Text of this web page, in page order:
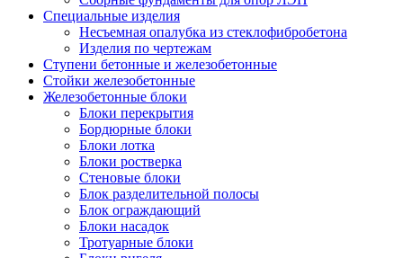
Специальные изделия
Несъемная опалубка из стеклофибробетона
Изделия по чертежам
Ступени бетонные и железобетонные
Стойки железобетонные
Железобетонные блоки
Блоки перекрытия
Бордюрные блоки
Блоки лотка
Блоки ростверка
Стеновые блоки
Блок разделительной полосы
Блок ограждающий
Блоки насадок
Тротуарные блоки